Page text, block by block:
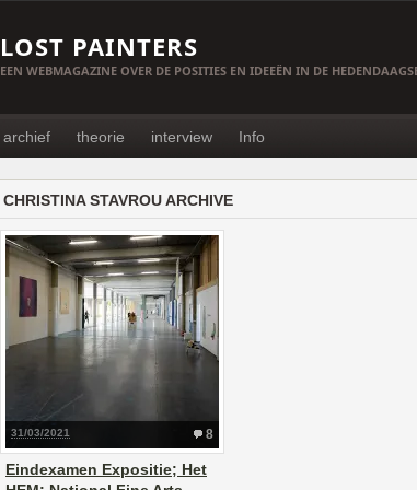
LOST PAINTERS
EEN WEBMAGAZINE OVER DE POSITIES EN IDEEËN IN DE
archief theorie interview Info
CHRISTINA STAVROU ARCHIVE
8
31/03/2021
Eindexamen Expositie; Het